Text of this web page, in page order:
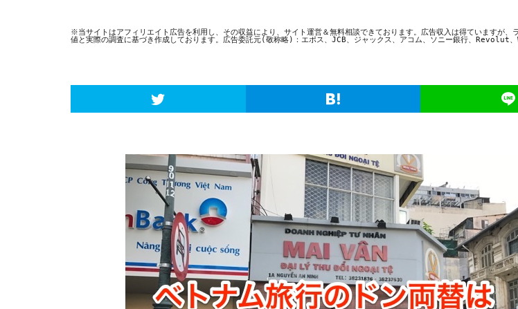
※当サイトはアフィリエイト広告を利用し、その収益により、サイト運営＆無料相談できております。広告収入は得ていますが、
値と実際の調査に基づき作成しております。広告委託元(敬称略)：エポス、JCB、ジャックス、アコム、ソニー銀行、Revolut